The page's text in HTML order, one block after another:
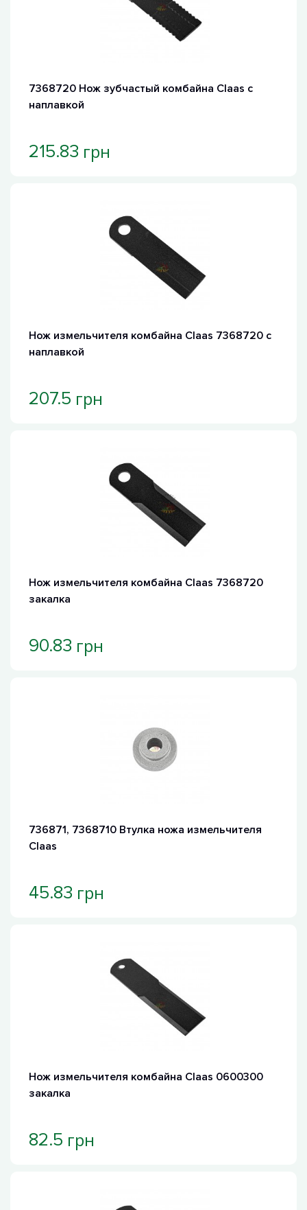
7368720 Нож зубчастый комбайна Claas с
наплавкой
215.83 грн
Нож измельчителя комбайна Claas 7368720 с
наплавкой
207.5 грн
Нож измельчителя комбайна Claas 7368720
закалка
90.83 грн
736871, 7368710 Втулка ножа измельчителя
Claas
45.83 грн
Нож измельчителя комбайна Claas 0600300
закалка
82.5 грн